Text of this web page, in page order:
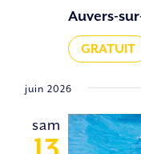
Auvers-
GRATUIT
juin 2026
sam